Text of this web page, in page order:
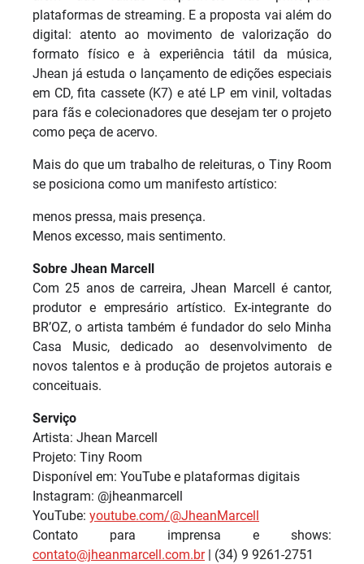
plataformas de streaming. E a proposta vai além do
digital: atento ao movimento de valorização do
formato físico e à experiência tátil da música,
Jhean já estuda o lançamento de edições especiais
em CD, fita cassete (K7) e até LP em vinil, voltadas
para fãs e colecionadores que desejam ter o projeto
como peça de acervo.
Mais do que um trabalho de releituras, o Tiny Room
se posiciona como um manifesto artístico:
menos pressa, mais presença.
Menos excesso, mais sentimento.
Sobre Jhean Marcell
Com 25 anos de carreira, Jhean Marcell é cantor,
produtor e empresário artístico. Ex-integrante do
BR’OZ, o artista também é fundador do selo Minha
Casa Music, dedicado ao desenvolvimento de
novos talentos e à produção de projetos autorais e
conceituais.
Serviço
Artista: Jhean Marcell
Projeto: Tiny Room
Disponível em: YouTube e plataformas digitais
Instagram: @jheanmarcell
YouTube: youtube.com/@JheanMarcell
Contato para imprensa e shows:
contato@jheanmarcell.com.br| (34) 9 9261-2751